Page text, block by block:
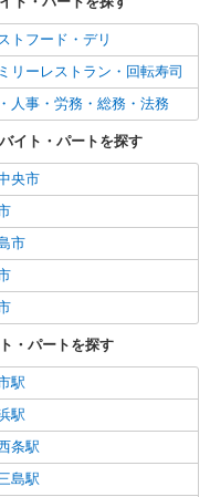
トフード・デリ
リーレストラン・回転寿司
人事・労務・総務・法務
イト・パートを探す
央市
市
・パートを探す
駅
駅
条駅
島駅